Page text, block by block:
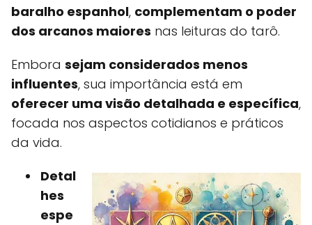
baralho espanhol, complementam o poder
dos arcanos maiores nas leituras do tarô.
Embora sejam considerados menos
influentes, sua importância está em
oferecer uma visão detalhada e específica,
focada nos aspectos cotidianos e práticos
da vida.
Detal
hes
espe